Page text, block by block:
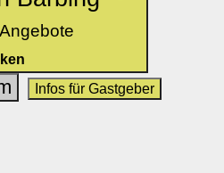
Infos für Gastgeber